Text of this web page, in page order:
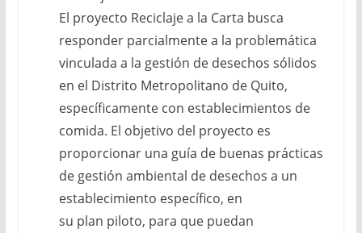
El proyecto Reciclaje a la Carta busca
responder parcialmente a la problemática
vinculada a la gestión de desechos sólidos
en el Distrito Metropolitano de Quito,
específicamente con establecimientos de
comida. El objetivo del proyecto es
proporcionar una guía de buenas prácticas
de gestión ambiental de desechos a un
establecimiento específico, en
su plan piloto, para que puedan